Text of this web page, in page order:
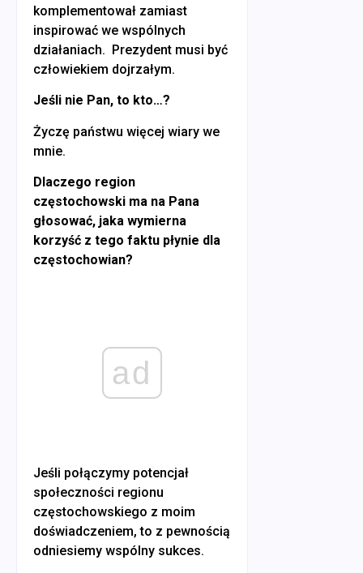
komplementował zamiast
inspirować we wspólnych
działaniach. Prezydent musi być
człowiekiem dojrzałym.
Jeśli nie Pan, to kto…?
Życzę państwu więcej wiary we
mnie.
Dlaczego region
częstochowski ma na Pana
głosować, jaka wymierna
korzyść z tego faktu płynie dla
częstochowian?
ad
Jeśli połączymy potencjał
społeczności regionu
częstochowskiego z moim
doświadczeniem, to z pewnością
odniesiemy wspólny sukces.